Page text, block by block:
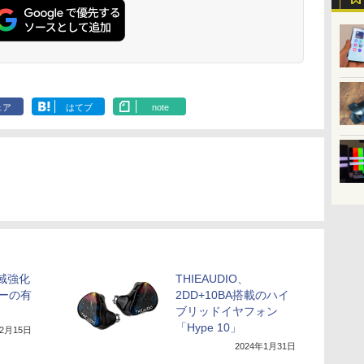
ア はてブ note
強化
の有
月15日
THIEAUDIO、
2DD+10BA搭載のハイ
ブリッドイヤフォン
「Hype 10」
2024年1月31日